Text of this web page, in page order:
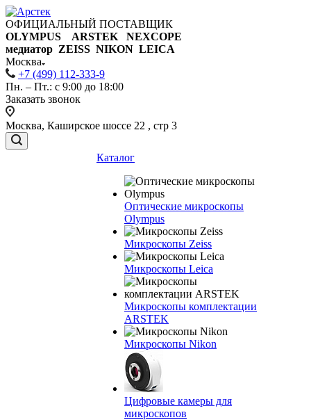
ОФИЦИАЛЬНЫЙ ПОСТАВЩИК
OLYMPUS ARSTEK NEXCOPE
медиатор ZEISS NIKON LEICA
Москва
+7 (499) 112-333-9
Пн. – Пт.: с 9:00 до 18:00
Заказать звонок
Москва, Каширское шоссе 22 , стр 3
Каталог
Оптические микроскопы
Olympus
Микроскопы Zeiss
Микроскопы Leica
Микроскопы комплектации
ARSTEK
Микроскопы Nikon
Цифровые камеры для
микроскопов